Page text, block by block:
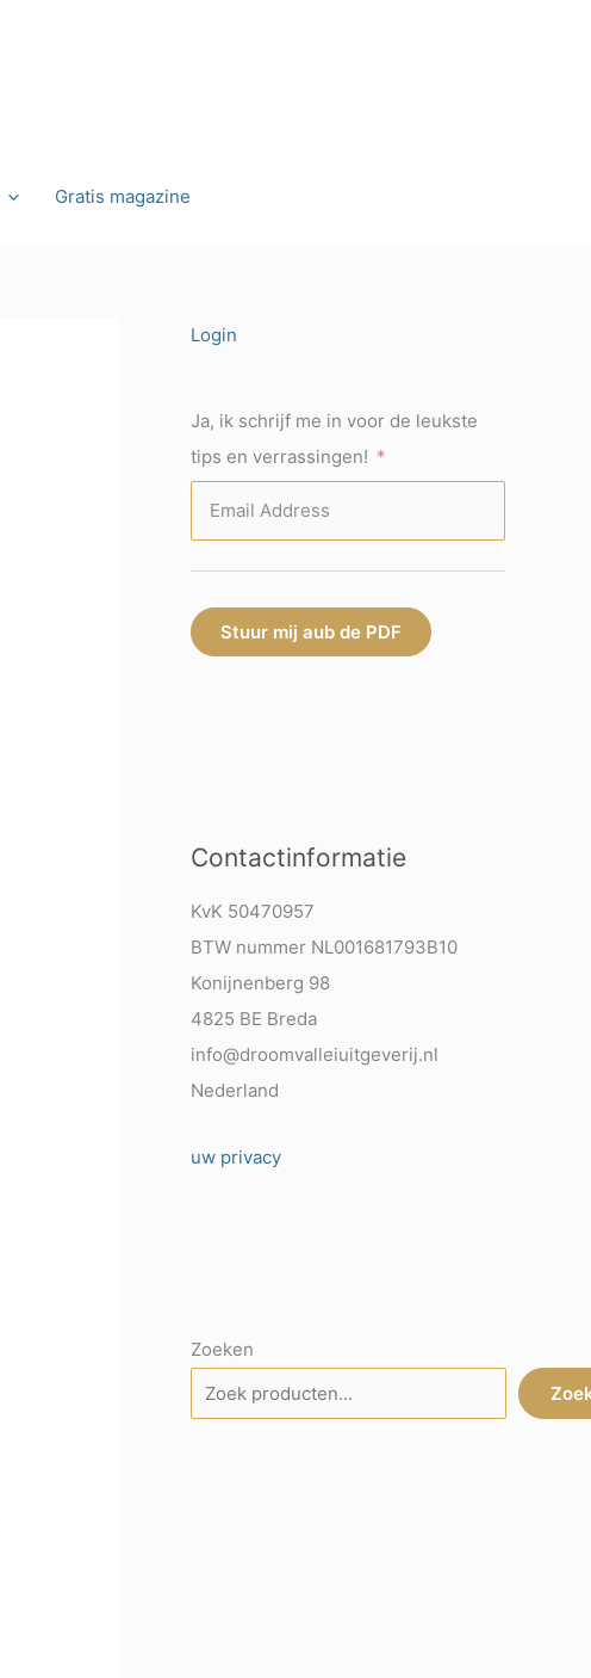
Gratis magazine
Login
Ja, ik schrijf me in voor de leukste
tips en verrassingen!
Stuur mij aub de PDF
Contactinformatie
KvK 50470957
BTW nummer NL001681793B10
Konijnenberg 98
4825 BE Breda
info@droomvalleiuitgeverij.nl
Nederland
uw privacy
Zoeken